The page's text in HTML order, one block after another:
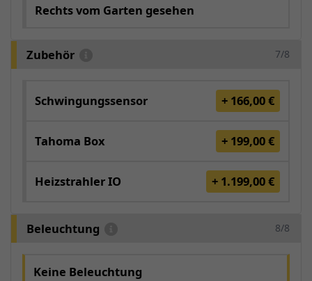
Rechts vom Garten gesehen
Zubehör 7/8
Schwingungssensor + 166,00 €
Tahoma Box + 199,00 €
Heizstrahler IO + 1.199,00 €
Beleuchtung 8/8
Keine Beleuchtung